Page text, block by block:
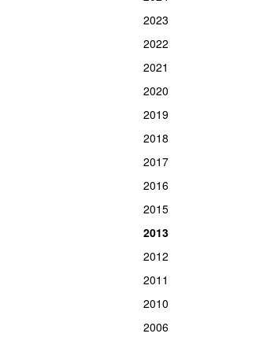
2023
2022
2021
2020
2019
2018
2017
2016
2015
2013
2012
2011
2010
2006